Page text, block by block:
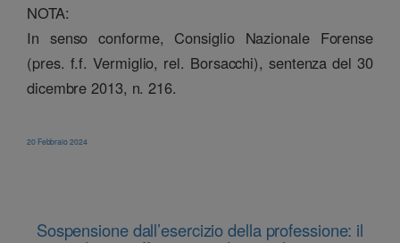
NOTA:
In senso conforme, Consiglio Nazionale Forense
(pres. f.f. Vermiglio, rel. Borsacchi), sentenza del 30
dicembre 2013, n. 216.
20 Febbraio 2024
Sospensione dall’esercizio della professione: il